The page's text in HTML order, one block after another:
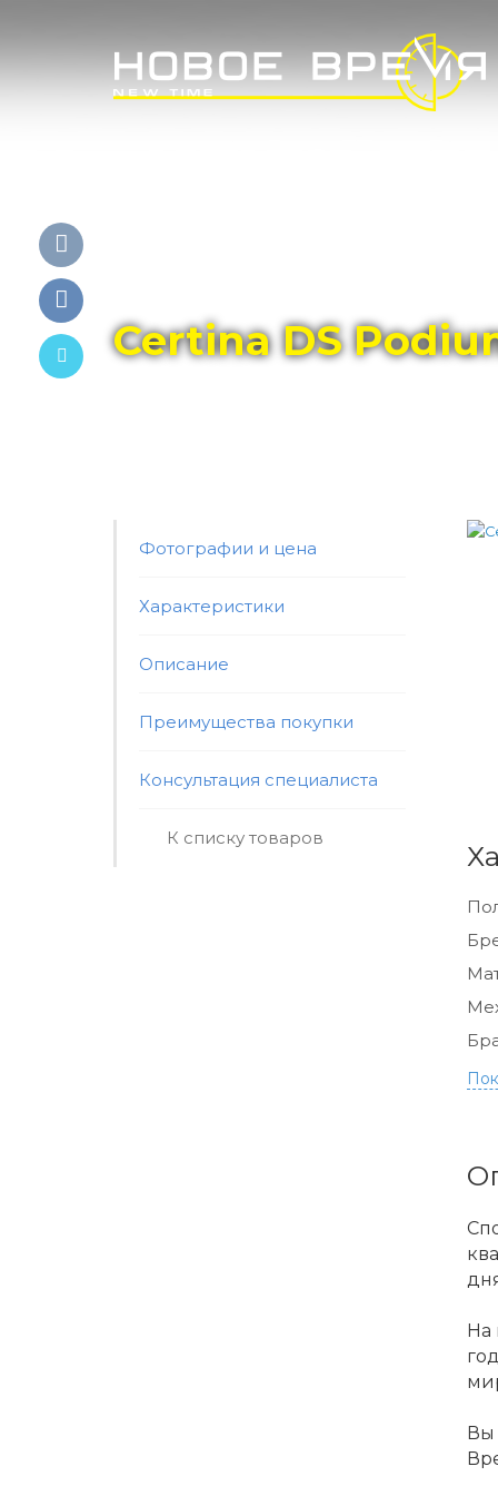
Certina DS
Фотографии и цена
Характеристики
Описание
Преимущества покупки
Консультация специалиста
К списку товаров
На
Вы